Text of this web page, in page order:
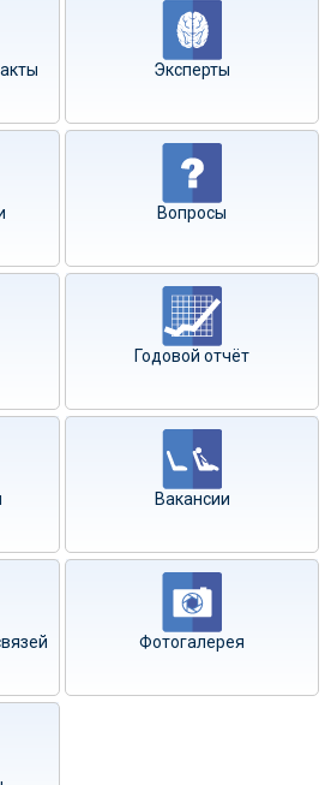
Эксперты
Вопросы
Годовой отчёт
Вакансии
Фотогалерея